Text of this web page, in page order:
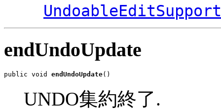
endUndoUpdate
public void endUndoUpdate()
UNDO集約終了.